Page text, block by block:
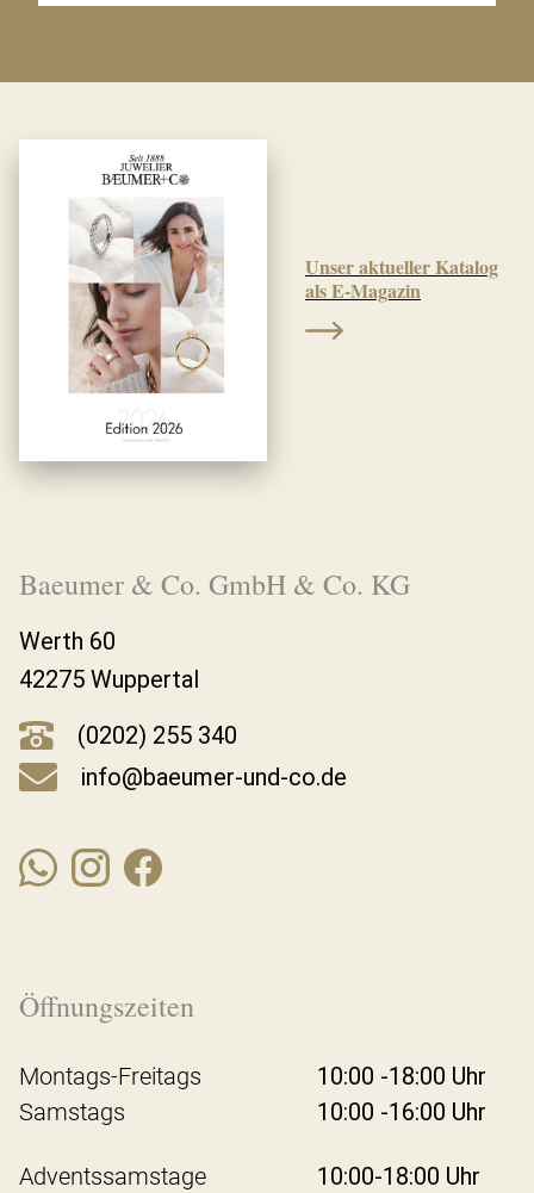
Unser aktueller Katalog
als E-Magazin
Baeumer & Co. GmbH & Co. KG
Werth 60
42275 Wuppertal
(0202) 255 340
info@baeumer-und-co.de
Öffnungszeiten
Montags-Freitags
10:00 -18:00 Uhr
Samstags
10:00 -16:00 Uhr
Adventssamstage
10:00-18:00 Uhr